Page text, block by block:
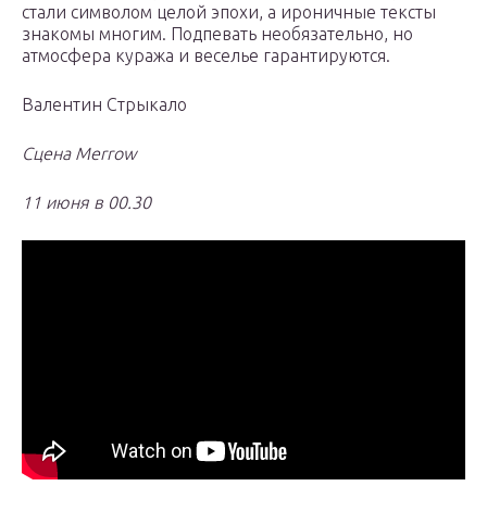
стали символом целой эпохи, а ироничные тексты
знакомы многим. Подпевать необязательно, но
атмосфера куража и веселье гарантируются.
Валентин Стрыкало
Сцена Merrow
11 июня в 00.30